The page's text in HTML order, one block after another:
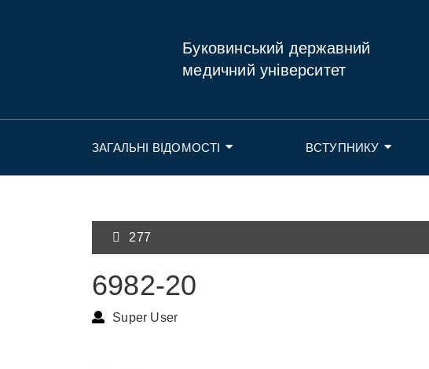
Буковинський державний
медичний університет
ЗАГАЛЬНІ ВІДОМОСТІ ВСТУПНИКУ
277
6982-20
Super User